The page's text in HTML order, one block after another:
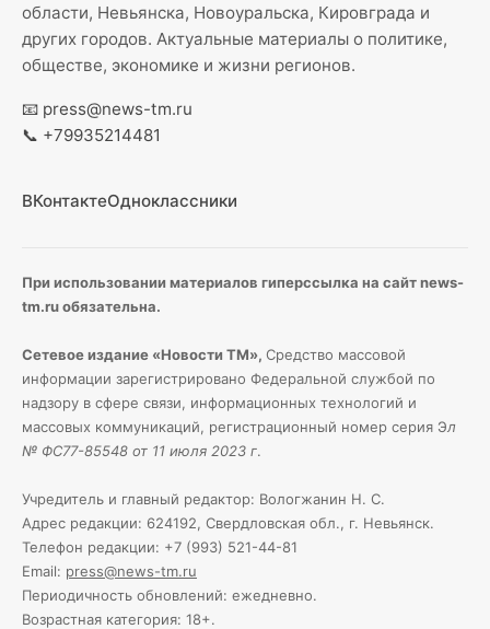
области, Невьянска, Новоуральска, Кировграда и
других городов. Актуальные материалы о политике,
обществе, экономике и жизни регионов.
📧 press@news-tm.ru
📞 +79935214481
ВКонтактеОдноклассники
При использовании материалов гиперссылка на сайт news-
tm.ru обязательна.
Сетевое издание «Новости ТМ», Средство массовой
информации зарегистрировано Федеральной службой по
надзору в сфере связи, информационных технологий и
массовых коммуникаций, регистрационный номер серия Эл
№ ФС77-85548 от 11 июля 2023 г.
Учредитель и главный редактор: Вологжанин Н. С.
Адрес редакции: 624192, Свердловская обл., г. Невьянск.
Телефон редакции: +7 (993) 521-44-81
Email: press@news-tm.ru
Периодичность обновлений: ежедневно.
Возрастная категория: 18+.